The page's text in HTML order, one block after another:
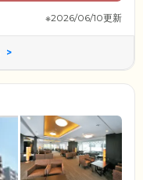
※2026/06/10更新